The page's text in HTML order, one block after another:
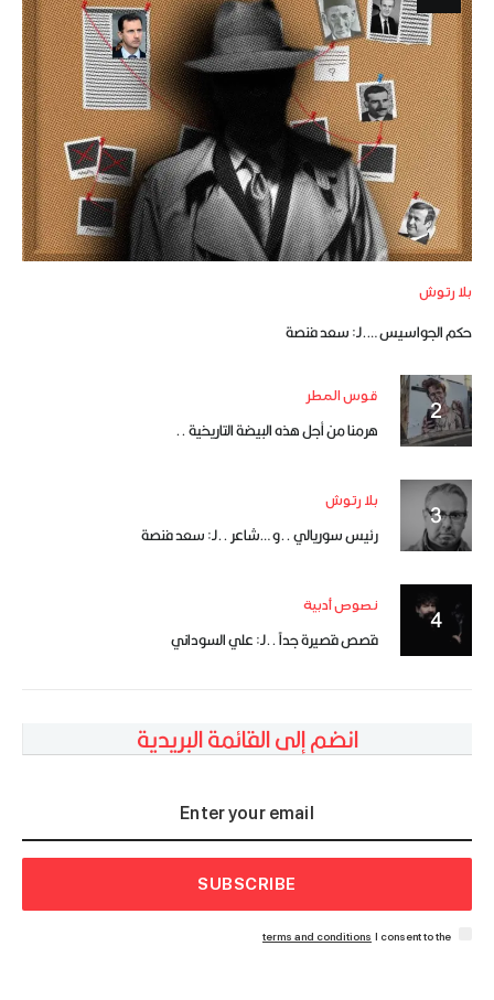
بلا رتوش
حكم الجواسيس ….لـ: سعد فنصة
قوس المطر
هرمنا من أجل هذه البيضة التاريخية ..
بلا رتوش
رئيس سوريالي ..و …شاعر ..لـ: سعد فنصة
نصوص أدبية
قصص قصيرة جداً ..لـ: علي السوداني
انضم إلى القائمة البريدية
SUBSCRIBE
I consent to the
terms and conditions